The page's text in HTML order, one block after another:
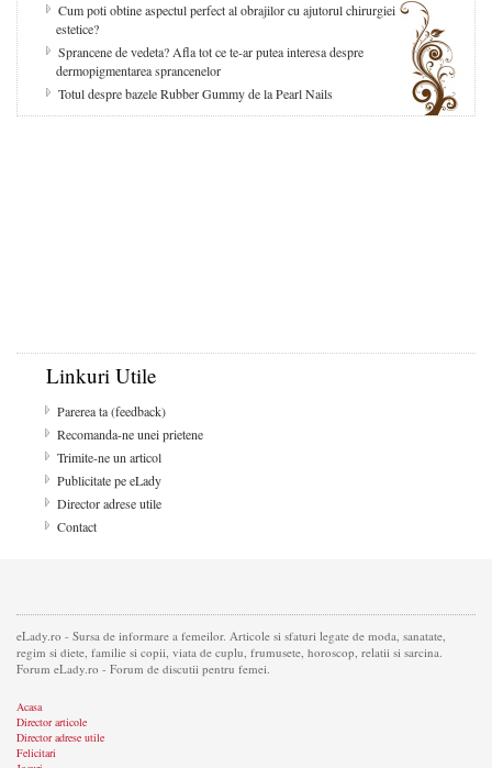
Cum poti obtine aspectul perfect al obrajilor cu ajutorul chirurgiei
estetice?
Sprancene de vedeta? Afla tot ce te-ar putea interesa despre
dermopigmentarea sprancenelor
Totul despre bazele Rubber Gummy de la Pearl Nails
Linkuri Utile
Parerea ta (feedback)
Recomanda-ne unei prietene
Trimite-ne un articol
Publicitate pe eLady
Director adrese utile
Contact
eLady.ro - Sursa de informare a femeilor. Articole si sfaturi legate de moda, sanatate,
regim si diete, familie si copii, viata de cuplu, frumusete, horoscop, relatii si sarcina.
Forum eLady.ro - Forum de discutii pentru femei.
Acasa
Director articole
Director adrese utile
Felicitari